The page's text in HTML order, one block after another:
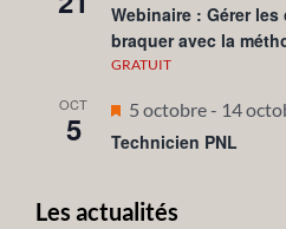
en
avant
Webinaire : Gérer
braquer avec la
GRATUIT
OCT
5
Mis
en
5 octobre- 14
Technicien PNL
Les actualités